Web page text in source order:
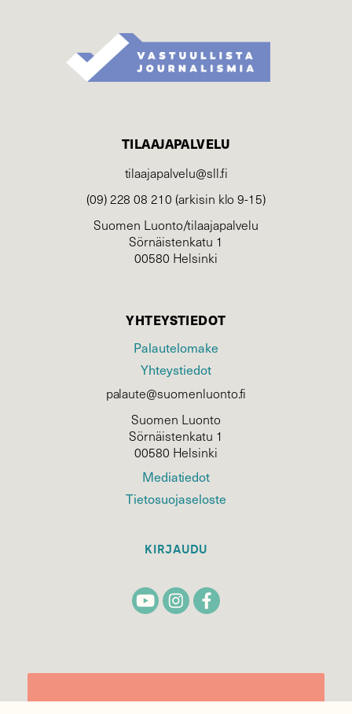
TILAAJAPALVELU
tilaajapalvelu@sll.fi
(09) 228 08 210 (arkisin klo 9-15)
Suomen Luonto/tilaajapalvelu
Sörnäistenkatu 1
00580 Helsinki
YHTEYSTIEDOT
Palautelomake
Yhteystiedot
palaute@suomenluonto.fi
Suomen Luonto
Sörnäistenkatu 1
00580 Helsinki
Mediatiedot
Tietosuojaseloste
KIRJAUDU